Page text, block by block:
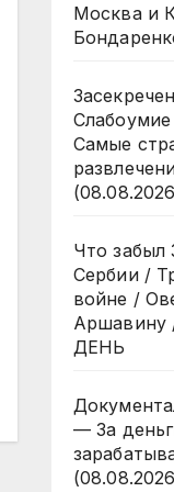
Москва и
Слабоумие
Самые
Что забыл
Сербии /
войне /
ДЕНЬ
— За